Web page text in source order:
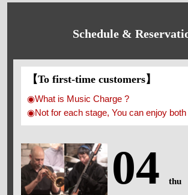
Schedule &
【To first-time customers】
◉What is Music Charge ?
◉Not for each stage, You can enjoy both
04 thu